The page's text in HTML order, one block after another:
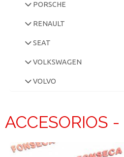
PORSCHE
RENAULT
SEAT
VOLKSWAGEN
VOLVO
ACCESORIOS